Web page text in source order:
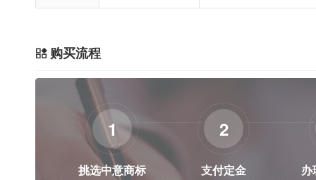
购买流程
1
挑选中意商标
2
支付定金 办